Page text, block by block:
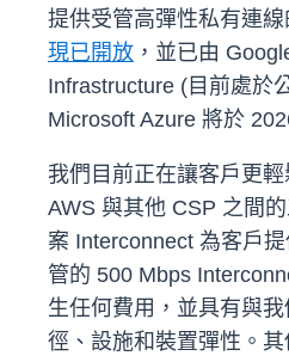
提供受管高彈性私有連線
現已開放 ，並已由
Infrastructure (目前處於
Microsoft Azure 將於
我們目前正在讓客戶更
AWS 與其他 CSP 之間
案 Interconnect 為客戶
管的 500 Mbps
生任何費用，並具有與
徑、設施和裝置彈性。其